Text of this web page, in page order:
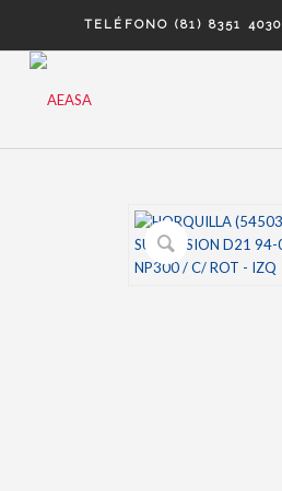
TELÉFONO (81) 8351 4030